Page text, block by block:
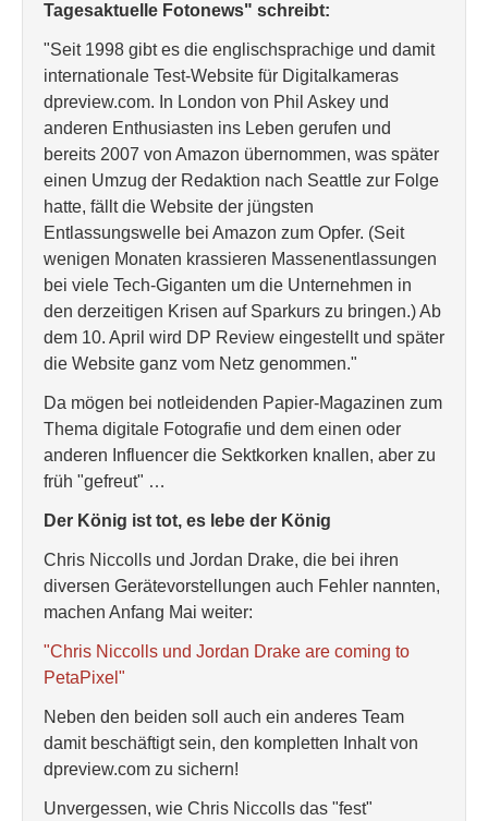
Tagesaktuelle Fotonews" schreibt:
"Seit 1998 gibt es die englischsprachige und damit
internationale Test-Website für Digitalkameras
dpreview.com. In London von Phil Askey und
anderen Enthusiasten ins Leben gerufen und
bereits 2007 von Amazon übernommen, was später
einen Umzug der Redaktion nach Seattle zur Folge
hatte, fällt die Website der jüngsten
Entlassungswelle bei Amazon zum Opfer. (Seit
wenigen Monaten krassieren Massenentlassungen
bei viele Tech-Giganten um die Unternehmen in
den derzeitigen Krisen auf Sparkurs zu bringen.) Ab
dem 10. April wird DP Review eingestellt und später
die Website ganz vom Netz genommen."
Da mögen bei notleidenden Papier-Magazinen zum
Thema digitale Fotografie und dem einen oder
anderen Influencer die Sektkorken knallen, aber zu
früh "gefreut" …
Der König ist tot, es lebe der König
Chris Niccolls und Jordan Drake, die bei ihren
diversen Gerätevorstellungen auch Fehler nannten,
machen Anfang Mai weiter:
"Chris Niccolls und Jordan Drake are coming to
PetaPixel"
Neben den beiden soll auch ein anderes Team
damit beschäftigt sein, den kompletten Inhalt von
dpreview.com zu sichern!
Unvergessen, wie Chris Niccolls das "fest"